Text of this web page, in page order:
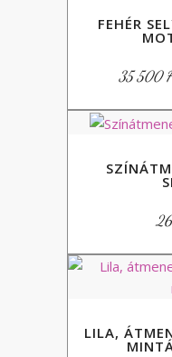
FEHÉR
35 500
LILA,